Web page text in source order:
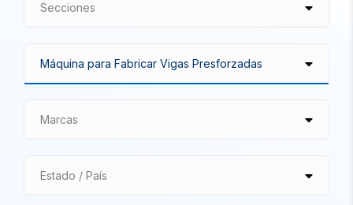
Secciones
Marcas
Estado / País